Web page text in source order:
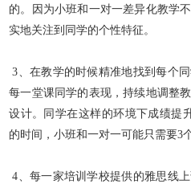
的。因为小班和一对一差异化教学
实地关注到同学的个性特征。
3、在教学的时候精准地找到每个
每一堂课同学的表现，持续地调整
设计。同学在这样的环境下成绩提
的时间，小班和一对一可能只需要3
4、每一家培训学校提供的雅思线